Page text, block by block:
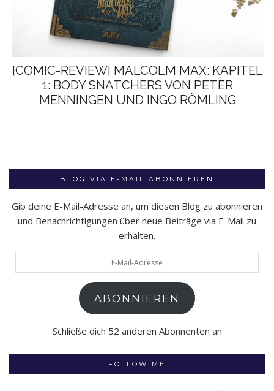
[COMIC-REVIEW] MALCOLM MAX: KAPITEL
1: BODY SNATCHERS VON PETER
MENNINGEN UND INGO RÖMLING
BLOG VIA E-MAIL ABONNIEREN
Gib deine E-Mail-Adresse an, um diesen Blog zu abonnieren
und Benachrichtigungen über neue Beiträge via E-Mail zu
erhalten.
Mail-
ABONNIEREN
Schließe dich 52 anderen Abonnenten an
FOLLOW ME